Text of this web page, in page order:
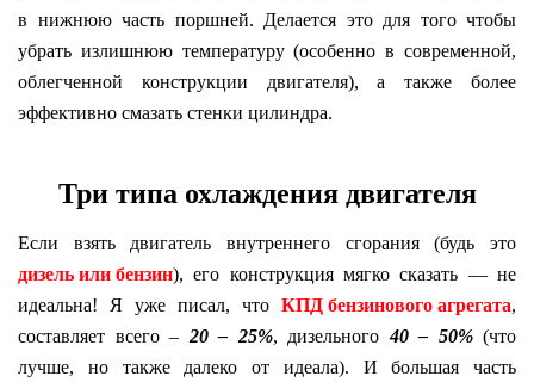
в нижнюю часть поршней. Делается это для того чтобы
убрать излишнюю температуру (особенно в современной,
облегченной конструкции двигателя), а также более
эффективно смазать стенки цилиндра.
Три типа охлаждения двигателя
Если взять двигатель внутреннего сгорания (будь это
дизель или бензин), его конструкция мягко сказать — не
идеальна! Я уже писал, что КПД бензинового агрегата,
составляет всего – 20 – 25%, дизельного40 – 50%(что
лучше, но также далеко от идеала). И большая часть